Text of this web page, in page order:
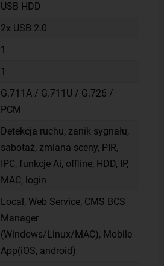
USB HDD
2x USB 2.0
1
1
G.711A / G.711U / G.726 /
PCM
Detekcja ruchu, zanik sygnału,
sabotaż, zmiana sceny, PIR,
IPC, funkcje Ai, offline, HDD, IP,
MAC, login
Local, Web Service, CMS BCS
Manager
(Windows/Linux/MAC), Mobile
App(iOS, android)